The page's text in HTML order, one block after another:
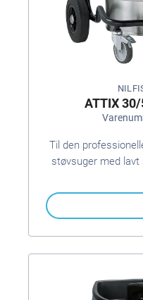
ATTIX
Til den
støvsuger med lavt